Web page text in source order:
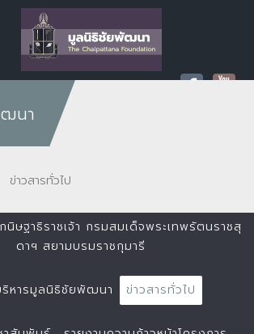
นา
ข่าวสารทั่วไป
นิษฐาธิราชเจ้า กรมสมเด็จพระเทพรัตนราชสุ
ดาฯ สยามบรมราชกุมารี
ริหารมูลนิธิชัยพัฒนา ข่าวสารทั่วไป